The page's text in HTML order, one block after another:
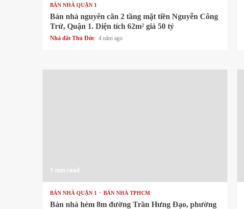
BÁN NHÀ QUẬN 1
Bán nhà nguyên căn 2 tầng mặt tiền Nguyễn Công
Trứ, Quận 1. Diện tích 62m² giá 50 tỷ
Nhà đất Thủ Đức 4 năm ago
1 min read
BÁN NHÀ QUẬN 1 BÁN NHÀ TPHCM
Bán nhà hẻm 8m đường Trần Hưng Đạo, phường